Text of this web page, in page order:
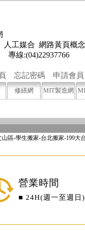
工媒合 網路黃頁概
線:(04)22937766
忘記密碼 申請會員
修繕網 MIT製造網
山區-學生搬家-台北搬家-199大
營業時間
■ 24H(週一至週日